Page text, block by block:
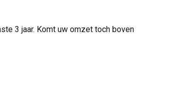
3 jaar. Komt uw omzet toch boven